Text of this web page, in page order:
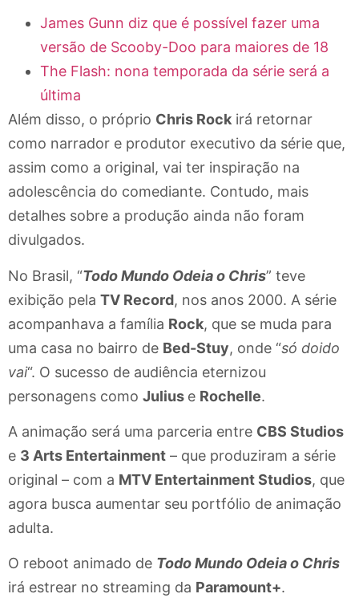
James Gunn diz que é possível fazer uma
versão de Scooby-Doo para maiores de 18
The Flash: nona temporada da série será a
última
Além disso, o próprio Chris Rock irá retornar
como narrador e produtor executivo da série que,
assim como a original, vai ter inspiração na
adolescência do comediante. Contudo, mais
detalhes sobre a produção ainda não foram
divulgados.
No Brasil, “Todo Mundo Odeia o Chris” teve
exibição pela TV Record, nos anos 2000. A série
acompanhava a família Rock, que se muda para
uma casa no bairro de Bed-Stuy, onde “só doido
vai“. O sucesso de audiência eternizou
personagens como Julius e Rochelle.
A animação será uma parceria entre CBS Studios
e 3 Arts Entertainment – que produziram a série
original – com a MTV Entertainment Studios, que
agora busca aumentar seu portfólio de animação
adulta.
O reboot animado de Todo Mundo Odeia o Chris
irá estrear no streaming da Paramount+.